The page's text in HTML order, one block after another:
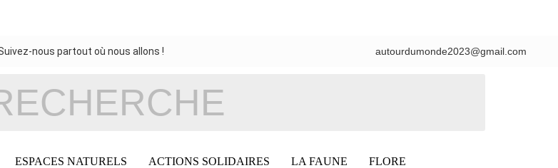
nous partout où nous allons ! autourdumonde2023@gmail.com
ESPACES NATURELS ACTIONS SOLIDAIRES LA FAUNE FLORE